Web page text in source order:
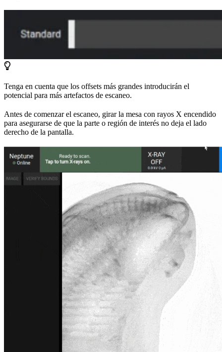
Tenga en cuenta que los offsets más grandes introducirán el
potencial para más artefactos de escaneo.
Antes de comenzar el escaneo, girar la mesa con rayos X encendido
para asegurarse de que la parte o región de interés no deja el lado
derecho de la pantalla.